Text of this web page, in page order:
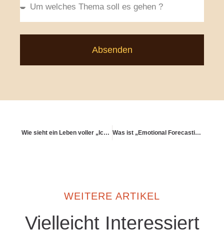
Absenden
Wie sieht ein Leben voller „Ich bin froh, dass ich…“ aus? Was ist „Emotional Forecasting“ für meine Altersstrategie?
WEITERE ARTIKEL
Vielleicht Interessiert